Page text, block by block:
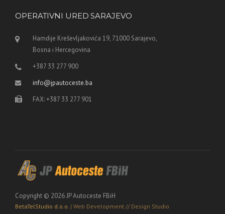
OPERATIVNI URED SARAJEVO
Hamdije Kreševljakovića 19, 71000 Sarajevo,
Bosna i Hercegovina
+387 33 277 900
info@jpautoceste.ba
FAX: +387 33 277 901
Copyright © 2026 JP Autoceste FBiH
BetaTelStudio d.o.o. | Web Development // Design Studio